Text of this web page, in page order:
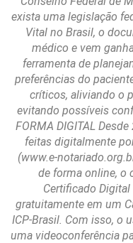
exista uma legislação
Vital no Brasil, o
médico e vem
ferramenta de
preferências do
críticos, aliviando o
evitando possíveis
FORMA DIGITAL
feitas digitalmente
(www.e-
de forma online, o
Certificado
gratuitamente em um
ICP-Brasil. Com isso, o
uma videoconferência